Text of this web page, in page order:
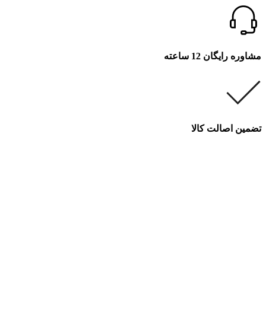
مشاوره رایگان 12 ساعته
تضمین اصالت کالا